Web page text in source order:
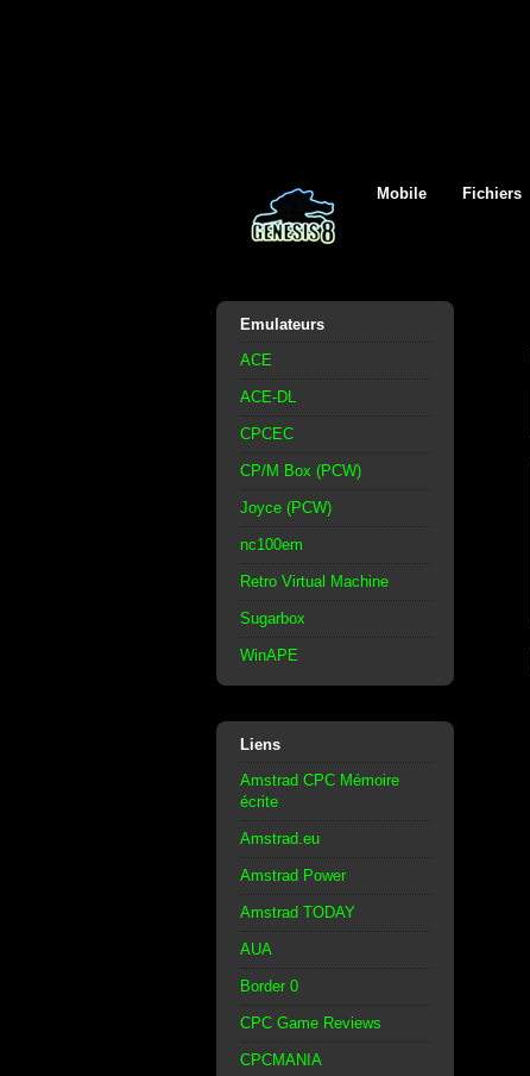
Mobile Fichiers
Emulateurs
ACE
ACE-DL
CPCEC
CP/M Box (PCW)
Joyce (PCW)
nc100em
Retro Virtual Machine
Sugarbox
WinAPE
Liens
Amstrad CPC Mémoire
écrite
Amstrad.eu
Amstrad Power
Amstrad TODAY
AUA
Border 0
CPC Game Reviews
CPCMANIA